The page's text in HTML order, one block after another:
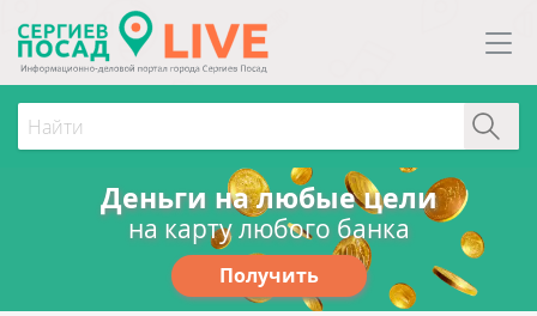
Деньги на любые цели
на карту любого банка
Получить